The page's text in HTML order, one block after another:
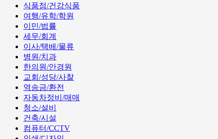
식품점/건강식품
여행/유학/학원
이민/법률
세무/회계
이사/택배/물류
병원/치과
한의원/안경원
교회/성당/사찰
역송금/환전
자동차정비/매매
청소/설비
건축/시설
컴퓨터/CCTV